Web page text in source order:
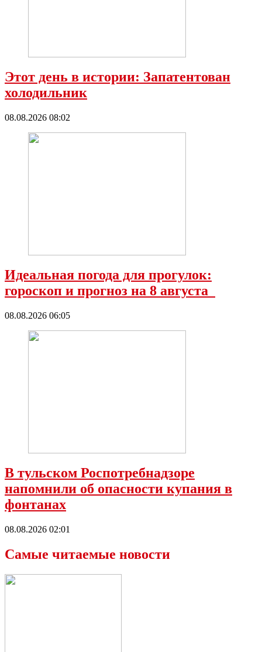
Этот день в истории: Запатентован
холодильник
08.08.2026 08:02
Идеальная погода для прогулок:
гороскоп и прогноз на 8 августа
08.08.2026 06:05
В тульском Роспотребнадзоре
напомнили об опасности купания в
фонтанах
08.08.2026 02:01
Самые читаемые новости